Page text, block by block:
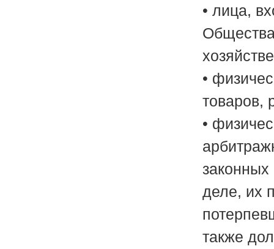
• лица,
•
товаров,
•
деле, их
также